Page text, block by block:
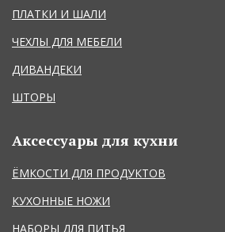
ПЛАТКИ И ШАЛИ
ЧЕХЛЫ ДЛЯ МЕБЕЛИ
ДИВАНДЕКИ
ШТОРЫ
Аксессуары для кухни
ЁМКОСТИ ДЛЯ ПРОДУКТОВ
КУХОННЫЕ НОЖИ
НАБОРЫ ДЛЯ ПИТЬЯ